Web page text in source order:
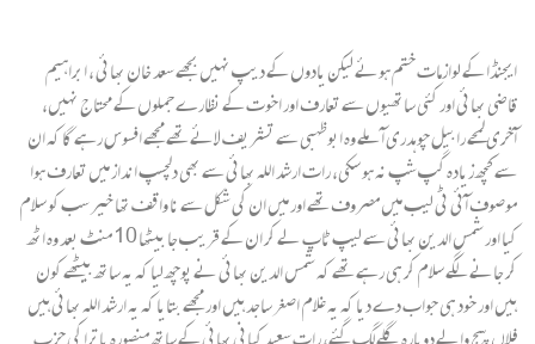
ایجنڈا کے لوازمات ختم ہوئے لیکن یادوں کے دیپ نہیں بجھے سعد خان بھائی ، ابراہیم
قاضی بھائی اور کئی ساتھیوں سے تعارف اور اخوت کے نظارے جملوں کے محتاج نہیں،
آخری لمحے رابیل چوہدری آ ملے وہ ابوظہبی سے تشریف لائے تھے مجھے افسوس رہے گا کہ ان
سے کچھ زیادہ گپ شپ نہ ہو سکی، رات ارشد اللہ بھائی سے بھی دلچسپ انداز میں تعارف ہوا
موصوف آئی ٹی لیب میں مصروف تھے اور میں ان کی شکل سے نا واقف تھا خیر سب کو سلام
کیا اور شمس الدین بھائی سے لیپ ٹاپ لے کر ان کے قریب جا بیٹھا 10 منٹ بعد وہ اٹھ
کر جانے لگے سلام کر ہی رہے تھے کہ شمس الدین بھائی نے پوچھ لیا کہ یہ ساتھ بیٹھے کون
ہیں اور خود ہی جواب دے دیا کہ یہ غلام اصغر ساجد ہیں اور مجھے بتایا کہ یہ ارشد اللہ بھائی ہیں